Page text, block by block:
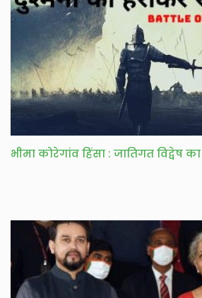
भीमा कोरेगांव हिंसा : जातिगत विद्वेष